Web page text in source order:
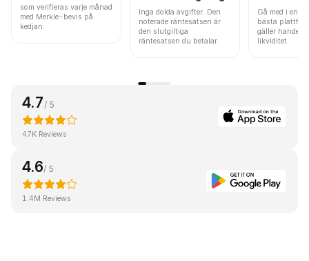
som verifieras varje månad
med Merkle-bevis på
kedjan.
Inga dolda avgifter. Den
noterade räntesatsen är
den slutgiltiga
räntesatsen du betalar.
Gå med i en
bästa
gäller
likviditet.
4.7 / 5
47K Reviews
4.6/ 5
1.4M Reviews